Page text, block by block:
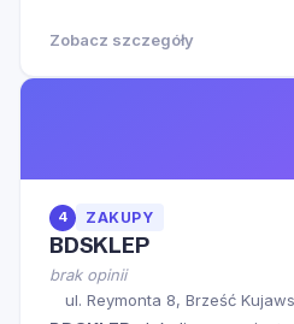
Zobacz szczegóły
4 ZAKUPY
BDSKLEP
brak opinii
ul. Reymonta 8, Brześć